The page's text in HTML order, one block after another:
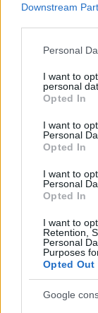
Downstream
Please note
not limited to
grant or deny
use your data
consent section.
Personal
I want to
personal
Opted In
I want to
Personal
Opted In
I want to
Personal
Opted In
I want to
Retention,
Personal
Purposes
Opted Out
Google
"Halom
Király Dávid•2013.
projektjéről.
tapasztalatait
elég
nagyon…
Mikor
buszokon?
Király Dávid•2013.